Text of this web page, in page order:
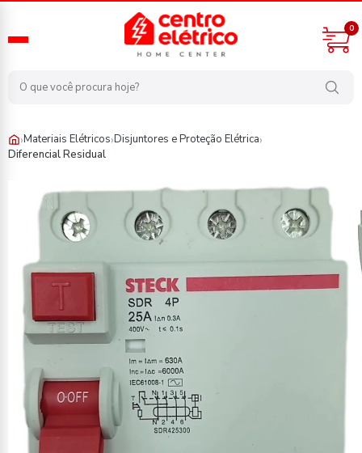
0
›Materiais Elétricos›Disjuntores e Proteção Elétrica›
Diferencial Residual